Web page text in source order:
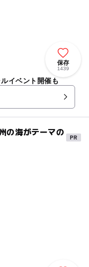
保存
1439
イベント開催も
の海がテーマの